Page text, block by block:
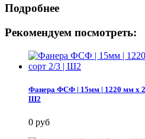
Подробнее
Рекомендуем посмотреть:
Фанера ФСФ | 15мм | 1220 мм х
Ш2
0 руб